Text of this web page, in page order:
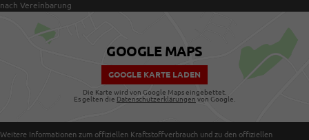
nach Vereinbarung
GOOGLE MAPS
GOOGLE KARTE LADEN
Die Karte wird von Google Maps eingebettet.
Es gelten die Datenschutzerklärungen von Google.
Weitere Informationen zum offiziellen Kraftstoffverbrauch und zu den offiziellen